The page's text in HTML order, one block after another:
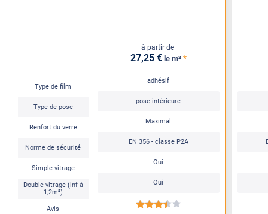
Type de film
Type de pose
Renfort du verre
Norme de sécurité
Simple vitrage
Double-vitrage (inf à
1,2m²)
Avis
à partir de
27,25 € le m² *
adhésif
pose intérieure
Maximal
EN 356 - classe P2A
Oui
Oui
*****